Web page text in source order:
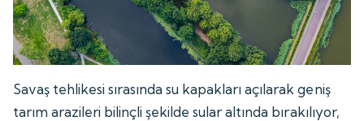
Savaş tehlikesi sırasında su kapakları açılarak geniş
tarım arazileri bilinçli şekilde sular altında bırakılıyor,